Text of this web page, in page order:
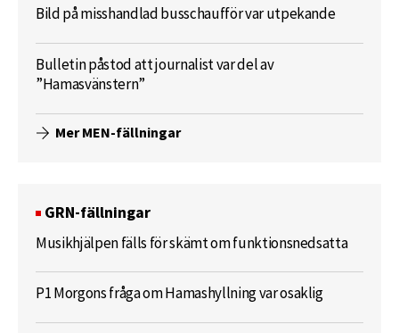
Bild på misshandlad busschaufför var utpekande
Bulletin påstod att journalist var del av
”Hamasvänstern”
Mer MEN-fällningar
GRN-fällningar
Musikhjälpen fälls för skämt om funktionsnedsatta
P1 Morgons fråga om Hamashyllning var osaklig